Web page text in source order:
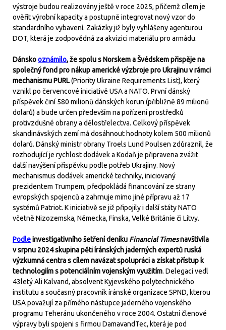
výstroje budou realizovány ještě v roce 2025, přičemž cílem je
ověřit výrobní kapacity a postupně integrovat nový vzor do
standardního vybavení. Zakázky již byly vyhlášeny agenturou
DOT, která je zodpovědná za akvizici materiálu pro armádu.
Dánskooznámilo, že spolu s Norskem a Švédskem přispěje na
společný fond pro nákup americké výzbroje pro Ukrajinu v rámci
mechanismu PURL(Priority Ukraine Requirements List), který
vznikl po červencové iniciativě USA a NATO. První dánský
příspěvek činí 580 milionů dánských korun (přibližně 89 milionů
dolarů) a bude určen především na pořízení prostředků
protivzdušné obrany a dělostřelectva. Celkový příspěvek
skandinávských zemí má dosáhnout hodnoty kolem 500 milionů
dolarů. Dánský ministr obrany Troels Lund Poulsen zdůraznil, že
rozhodující je rychlost dodávek a Kodaň je připravena zvážit
další navýšení příspěvku podle potřeb Ukrajiny. Nový
mechanismus dodávek americké techniky, iniciovaný
prezidentem Trumpem, předpokládá financování ze strany
evropských spojenců a zahrnuje mimo jiné přípravu až 17
systémů Patriot. K iniciativě se již připojily i další státy NATO
včetně Nizozemska, Německa, Finska, Velké Británie či Litvy.
Podleinvestigativního šetření deníku Financial Timesnavštívila
v srpnu 2024 skupina pěti íránských jaderných expertů ruská
výzkumná centra s cílem navázat spolupráci a získat přístup k
technologiím s potenciálním vojenským využitím. Delegaci vedl
43letý Ali Kalvand, absolvent Kyjevského polytechnického
institutu a současný pracovník íránské organizace SPND, kterou
USA považují za přímého nástupce jaderného vojenského
programu Teheránu ukončeného v roce 2004. Ostatní členové
výpravy byli spojeni s firmou DamavandTec, která je pod